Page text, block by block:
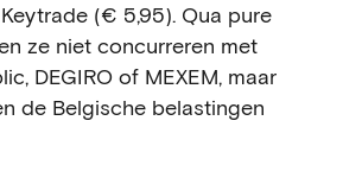
(€ 5,95). Qua pure
ze niet concurreren met
DEGIRO of MEXEM, maar
de Belgische belastingen